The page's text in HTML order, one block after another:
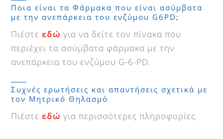
Ποια είναι τα Φάρμακα που είναι ασύμβατα
με την ανεπάρκεια του ενζύμου G6PD;
Πιέστεεδώ για να δείτε τον πίνακα που
περιέχει τα ασύμβατα φάρμακα με την
ανεπάρκεια του ενζύμου G-6-PD.
Συχνές ερωτήσεις και απαντήσεις σχετικά με
τον Μητρικό Θηλασμό
Πιέστεεδώ για περισσότερες πληροφορίες.